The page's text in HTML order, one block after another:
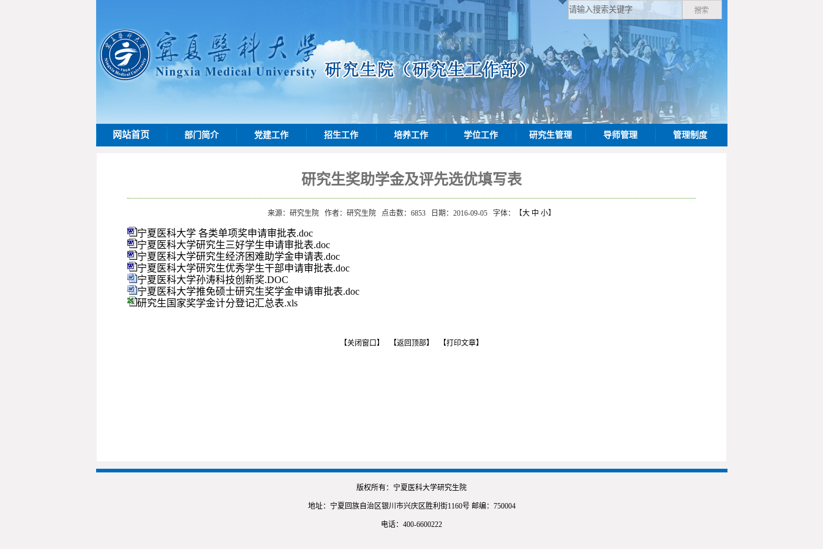
网站首页 部门简介 党建工作 招生工作 培养工作 学位工作 研究生管理 导师管理 管理制度
研究生奖助学金及评先选优填写表
来源：研究生院 作者：研究生院 点击数： 6853 日期：2016-09-05 字体：【大 中 小】
宁夏医科大学 各类单项奖申请审批表.doc
宁夏医科大学研究生三好学生申请审批表.doc
宁夏医科大学研究生经济困难助学金申请表.doc
宁夏医科大学研究生优秀学生干部申请审批表.doc
宁夏医科大学孙涛科技创新奖.DOC
宁夏医科大学推免硕士研究生奖学金申请审批表.doc
研究生国家奖学金计分登记汇总表.xls
【关闭窗口】 【返回顶部】 【打印文章】
版权所有：宁夏医科大学研究生院
地址：宁夏回族自治区银川市兴庆区胜利街1160号 邮编：750004
电话：400-6600222